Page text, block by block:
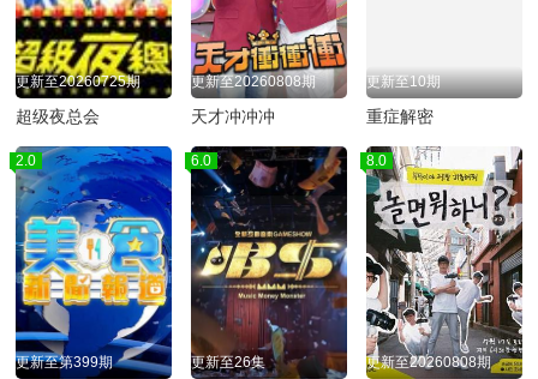
更新至20260725期
超级夜总会
更新至20260808期
天才冲冲冲
更新至10期
重症解密
2.0
更新至第399期
6.0
更新至26集
8.0
更新至20260808期